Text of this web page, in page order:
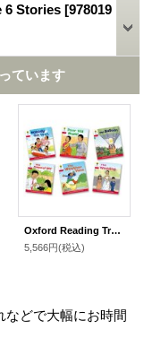
6 Stories [978019
ています
Oxford Reading Tree Stage 4 More Stories A
5,566円(税込)
などで大幅にお時間